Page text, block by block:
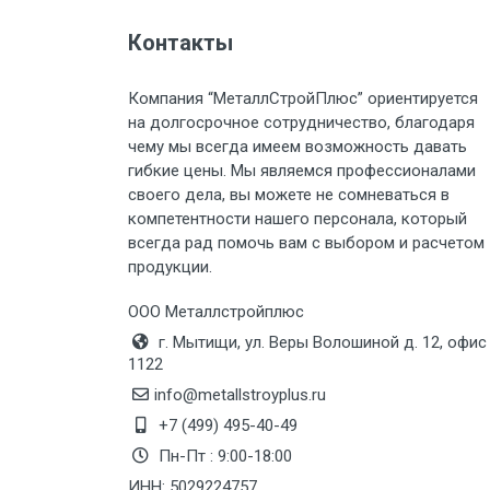
Груз до 6 м, вес до 2 тн
Груз до 6 м, вес до 3 тн
Груз до 6 м, вес до 5 тн
Груз до 6 м, вес до 8 тн
Груз до 6 м, вес до 10 тн
Груз до 12 м, вес до 20 тн
Манипулятор до 6 м, вес до 5 тн
Контакты
Компания “МеталлСтройПлюс” ориентируется
на долгосрочное сотрудничество, благодаря
чему мы всегда имеем возможность давать
гибкие цены. Мы являемся профессионалами
своего дела, вы можете не сомневаться в
компетентности нашего персонала, который
всегда рад помочь вам с выбором и расчетом
продукции.
ООО Металлстройплюс
г. Мытищи, ул. Веры Волошиной д. 12, офис
1122
info@metallstroyplus.ru
+7 (499) 495-40-49
Пн-Пт : 9:00-18:00